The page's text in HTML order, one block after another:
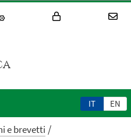
IT EN
e brevetti